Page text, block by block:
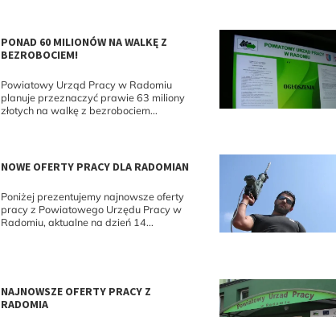
PONAD 60 MILIONÓW NA WALKĘ Z
BEZROBOCIEM!
Powiatowy Urząd Pracy w Radomiu
planuje przeznaczyć prawie 63 miliony
złotych na walkę z bezrobociem...
NOWE OFERTY PRACY DLA RADOMIAN
Poniżej prezentujemy najnowsze oferty
pracy z Powiatowego Urzędu Pracy w
Radomiu, aktualne na dzień 14...
NAJNOWSZE OFERTY PRACY Z
RADOMIA